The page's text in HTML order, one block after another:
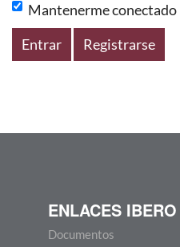
Mantenerme conectado
Entrar
Registrarse
ENLACES IBERO
Documentos